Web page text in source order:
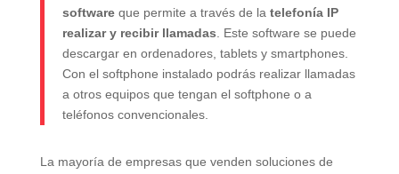
softwareque permite a través de la telefonía IP
realizar y recibir llamadas . Este software se puede
descargar en ordenadores, tablets y smartphones.
Con el softphone instalado podrás realizar llamadas
a otros equipos que tengan el softphone o a
teléfonos convencionales.
La mayoría de empresas que venden soluciones de